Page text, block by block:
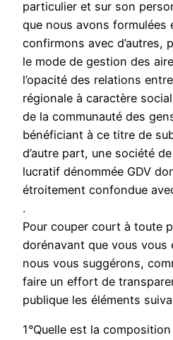
particulier et sur son
que nous avons formulées
confirmons avec d’autres,
le mode de gestion des
l’opacité des relations
régionale à caractère
de la communauté des
bénéficiant à ce titre de
d’autre part, une société
lucratif dénommée GDV
étroitement confondue
.
Pour couper court à toute
dorénavant que vous vous
nous vous suggérons,
faire un effort de
publique les éléments
1°Quelle est la